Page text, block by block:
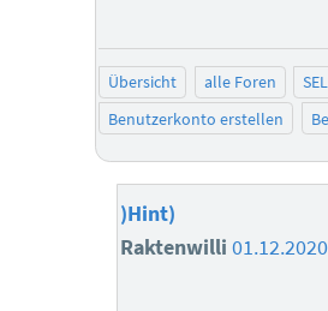
Übersicht alle Foren
Benutzerkonto erstellen
)Hint)
Raktenwilli